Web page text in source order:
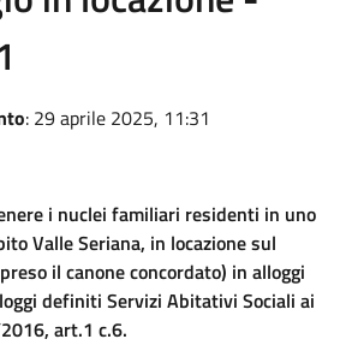
: 29 aprile 2025, 11:31
i nuclei familiari residenti in uno
Valle Seriana, in locazione sul
il canone concordato) in alloggi
definiti Servizi Abitativi Sociali ai
art.1 c.6.